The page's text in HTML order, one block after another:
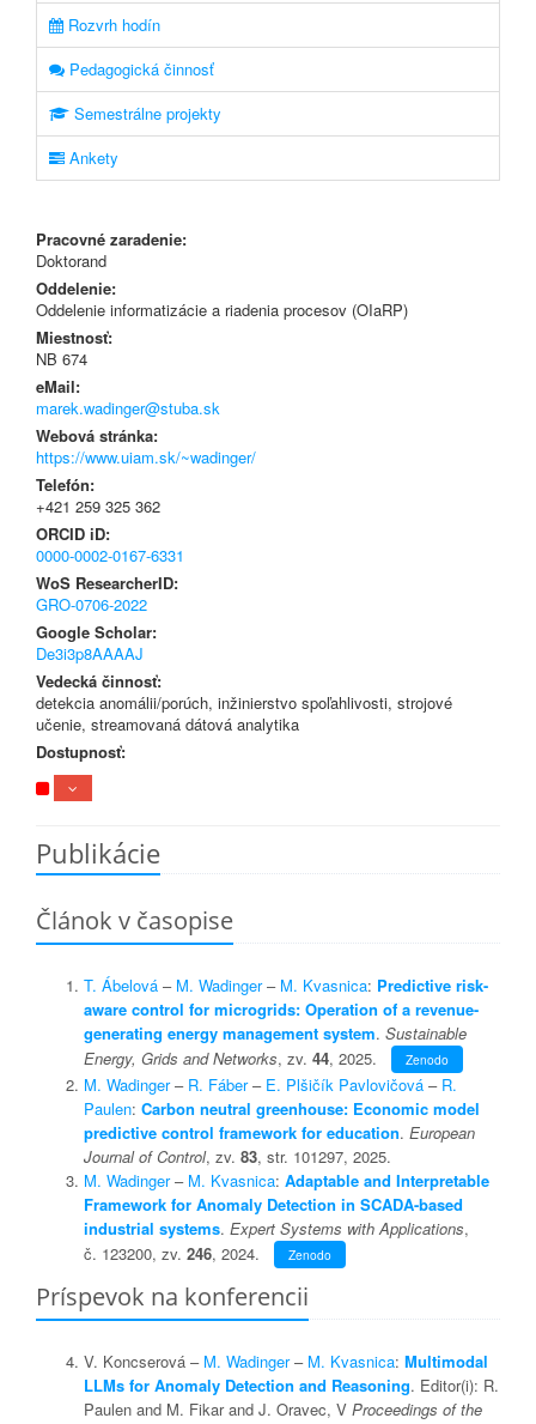
Rozvrh hodín
Pedagogická činnosť
Semestrálne projekty
Ankety
Pracovné zaradenie:
Doktorand
Oddelenie:
Oddelenie informatizácie a riadenia procesov (OIaRP)
Miestnosť:
NB 674
eMail:
marek.wadinger@stuba.sk
Webová stránka:
https://www.uiam.sk/~wadinger/
Telefón:
+421 259 325 362
ORCID iD:
0000-0002-0167-6331
WoS ResearcherID:
GRO-0706-2022
Google Scholar:
De3i3p8AAAAJ
Vedecká činnosť:
detekcia anomálii/porúch, inžinierstvo spoľahlivosti, strojové
učenie, streamovaná dátová analytika
Dostupnosť:
Publikácie
Článok v časopise
T. Ábelová – M. Wadinger– M. Kvasnica: Predictive risk-
aware control for microgrids: Operation of a revenue-
generating energy management system. Sustainable
Energy, Grids and Networks, zv. 44, 2025. Zenodo
M. Wadinger– R. Fáber– E. Plšičík Pavlovičová – R.
Paulen: Carbon neutral greenhouse: Economic model
predictive control framework for education. European
Journal of Control, zv. 83, str. 101297, 2025.
M. Wadinger– M. Kvasnica: Adaptable and Interpretable
Framework for Anomaly Detection in SCADA-based
industrial systems. Expert Systems with Applications,
č. 123200, zv. 246, 2024. Zenodo
Príspevok na konferencii
V. Koncserová – M. Wadinger– M. Kvasnica: Multimodal
LLMs for Anomaly Detection and Reasoning. Editor(i): R.
Paulen and M. Fikar and J. Oravec, V Proceedings of the